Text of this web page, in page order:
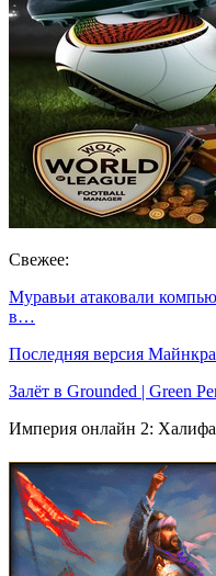
Свежее:
Муравьи атаковали
в…
Последняя версия
Залёт в Grounded | Green
Империя онлайн 2: